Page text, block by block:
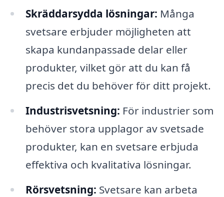
Skräddarsydda lösningar: Många
svetsare erbjuder möjligheten att
skapa kundanpassade delar eller
produkter, vilket gör att du kan få
precis det du behöver för ditt projekt.
Industrisvetsning: För industrier som
behöver stora upplagor av svetsade
produkter, kan en svetsare erbjuda
effektiva och kvalitativa lösningar.
Rörsvetsning: Svetsare kan arbeta